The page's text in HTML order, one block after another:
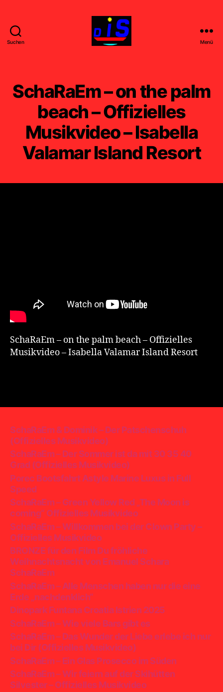
Suchen
k
u
n
s
t
Menü
SchaRaEm – on the palm
beach – Offizielles
Musikvideo – Isabella
Valamar Island Resort
SchaRaEm – on the palm beach – Offizielles
Musikvideo – Isabella Valamar Island Resort
SchaRaEm & Dominik – Der Patschenschuh
(Offizielles Musikvideo)
SchaRaEm – Der Sommer ist da mit 30 35 40
Grad (Offizielles Musikvideo)
Porec Bootsfahrt Astyle Marine Luxus in Full
Speed
SchaRaEm – Green Yellow Red „The Moon is
coming“ Offizielles Musikvideo
SchaRaEm – Willkommen bei der Clown Party –
Offizielles Musikvideo
BRONZE für den Film Du fröhliche
Weihnachtsnacht von Emanuel Schara
SchaRaEm
SchaRaEm – Alle Menschen haben nur die eine
Erde „nachdenklich“
Dinopark Funtana Croatia Istrien 2025
SchaRaEm – Wie viele Bars gibt es
SchaRaEm – Das Wunder der Liebe erlebe ich nur
bei Dir (Offizielles Musikvideo)
SchaRaEm – Ein Glas Prosecco im Süden
SchaRaEm – Wir feiern auf der Skihütten
Silvester – Offizielles Musikvideo